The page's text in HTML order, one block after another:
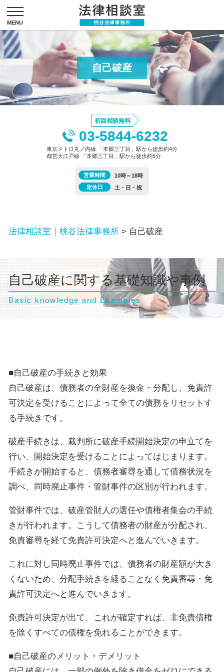
自己破産
初回相談無料
03-5844-6232
東京メトロ丸ノ内線 「本郷三丁目」駅から徒歩約4分
都営大江戸線 「本郷三丁目」駅から徒歩約5分
営業時間
10時～18時
定休日
土・日・祝
法律相談室｜桃谷法律事務所 > 自己破産
自己破産に関する基礎知識や事例
Basic knowledge and Examples
■自己破産の手続きと効果
自己破産は、債務者の全財産を換金・分配し、免責許
可決定を受けることによって全ての債務をリセットす
る手続きです。
破産手続きは、裁判所に破産手続開始決定の申立てを
行い、開始決定を受けることによってはじまります。
手続きが開始すると、債務者審尋を通して債務状況を
調べ、同時廃止事件・管財事件の区別が行われます。
管財事件では、破産管財人の選任や債権者集会の手続
きが行われます。こうして債務者の財産が分配され、
免責審尋を経て免責許可決定へと進んでいきます。
これに対し同時廃止事件では、債務者の財産額が大き
くないため、分配手続きを経ることなく免責審尋・免
責許可決定へと進んでいきます。
免責許可決定が出て、これが確定すれば、非免責債権
を除くすべての債権を免れることができます。
■自己破産のメリット・デメリット